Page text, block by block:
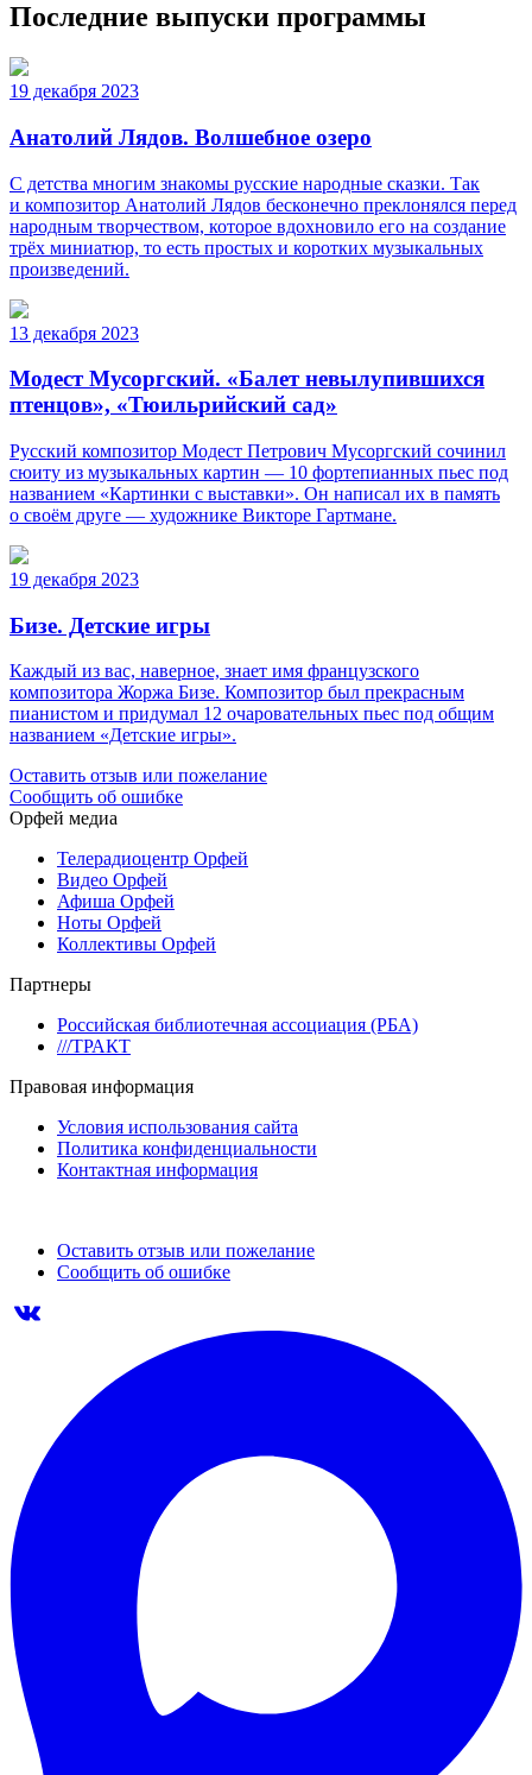
Последние выпуски программы
19 декабря 2023
Анатолий Лядов. Волшебное озеро
С детства многим знакомы русские народные сказки. Так
и композитор Анатолий Лядов бесконечно преклонялся перед
народным творчеством, которое вдохновило его на создание
трёх миниатюр, то есть простых и коротких музыкальных
произведений.
13 декабря 2023
Модест Мусоргский. «Балет невылупившихся
птенцов», «Тюильрийский сад»
Русский композитор Модест Петрович Мусоргский сочинил
сюиту из музыкальных картин — 10 фортепианных пьес под
названием «Картинки с выставки». Он написал их в память
о своём друге — художнике Викторе Гартмане.
19 декабря 2023
Бизе. Детские игры
Каждый из вас, наверное, знает имя французского
композитора Жоржа Бизе. Композитор был прекрасным
пианистом и придумал 12 очаровательных пьес под общим
названием «Детские игры».
Оставить отзыв или пожелание
Сообщить об ошибке
Орфей медиа
Телерадиоцентр Орфей
Видео Орфей
Афиша Орфей
Ноты Орфей
Коллективы Орфей
Партнеры
Российская библиотечная ассоциация (РБА)
///ТРАКТ
Правовая информация
Условия использования сайта
Политика конфиденциальности
Контактная информация
Оставить отзыв или пожелание
Сообщить об ошибке